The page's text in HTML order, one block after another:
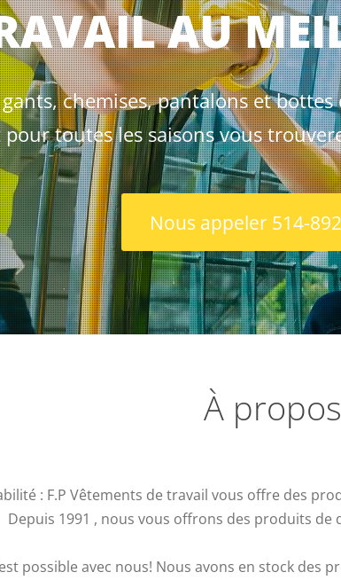
AU
chemises, pantalons et
pour toutes les saisons vous
Nous appeler 514-
À propos
: F.P Vêtements de travail vous offre des
Depuis 1991 , nous vous offrons des produits de
possible avec nous! Nous avons en stock